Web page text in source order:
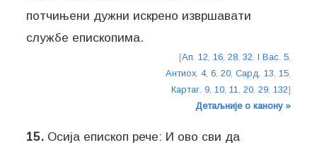
потчињени дужни искрено извршавати
службе епископима.
[Ап. 12, 16, 28, 32, I Вас. 5,
Антиох. 4, 6, 20, Сард. 13, 15,
Картаг. 9, 10, 11, 20, 29, 132]
Детаљније о канону »
15. Осија епископ рече: И ово сви да